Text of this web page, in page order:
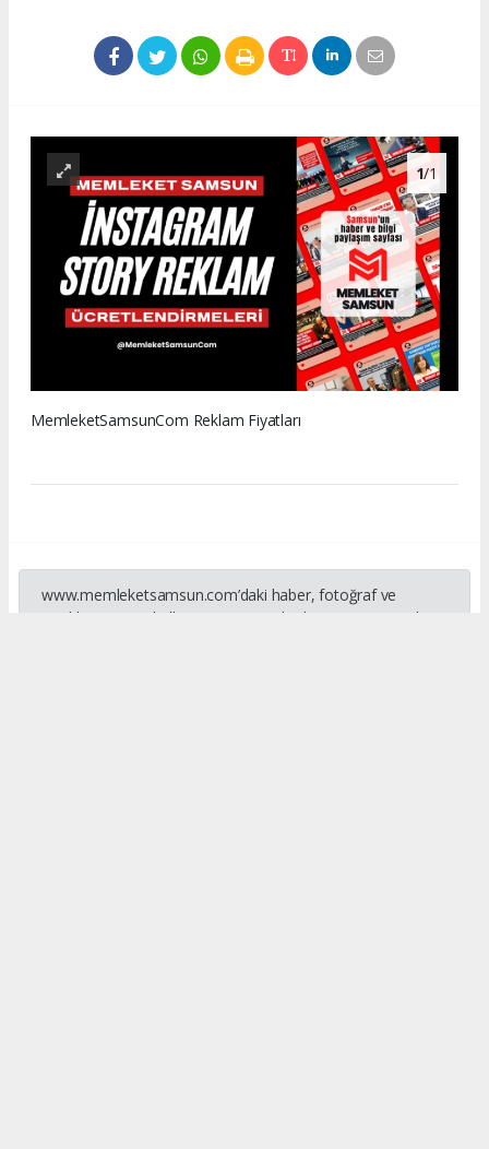
1/1
MemleketSamsunCom Reklam Fiyatları
www.memleketsamsun.com’daki haber, fotoğraf ve
içeriklerin izinsiz kullanımı 5846 sayılı Fikir ve Sanat Eserleri